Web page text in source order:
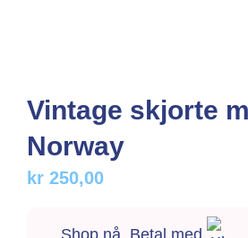
Vintage skjorte
Norway
kr 250,00